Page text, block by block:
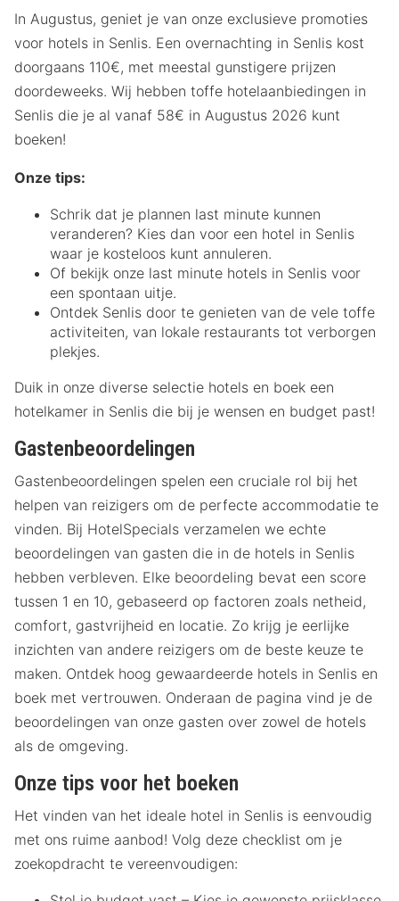
In Augustus, geniet je van onze exclusieve promoties
voor hotels in Senlis. Een overnachting in Senlis kost
doorgaans 110€, met meestal gunstigere prijzen
doordeweeks. Wij hebben toffe hotelaanbiedingen in
Senlis die je al vanaf 58€ in Augustus 2026 kunt
boeken!
Onze tips:
Schrik dat je plannen last minute kunnen
veranderen? Kies dan voor een hotel in Senlis
waar je kosteloos kunt annuleren.
Of bekijk onze last minute hotels in Senlis voor
een spontaan uitje.
Ontdek Senlis door te genieten van de vele toffe
activiteiten, van lokale restaurants tot verborgen
plekjes.
Duik in onze diverse selectie hotels en boek een
hotelkamer in Senlis die bij je wensen en budget past!
Gastenbeoordelingen
Gastenbeoordelingen spelen een cruciale rol bij het
helpen van reizigers om de perfecte accommodatie te
vinden. Bij HotelSpecials verzamelen we echte
beoordelingen van gasten die in de hotels in Senlis
hebben verbleven. Elke beoordeling bevat een score
tussen 1 en 10, gebaseerd op factoren zoals netheid,
comfort, gastvrijheid en locatie. Zo krijg je eerlijke
inzichten van andere reizigers om de beste keuze te
maken. Ontdek hoog gewaardeerde hotels in Senlis en
boek met vertrouwen. Onderaan de pagina vind je de
beoordelingen van onze gasten over zowel de hotels
als de omgeving.
Onze tips voor het boeken
Het vinden van het ideale hotel in Senlis is eenvoudig
met ons ruime aanbod! Volg deze checklist om je
zoekopdracht te vereenvoudigen: